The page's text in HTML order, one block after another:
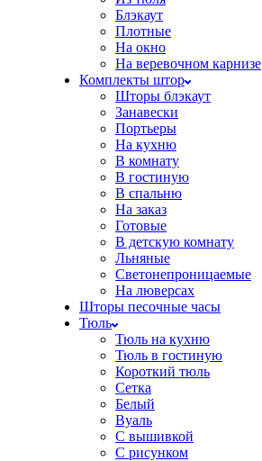
Блэкаут
Плотные
На окно
На веревочном карнизе
Комплекты штор
Шторы блэкаут
Занавески
Портьеры
На кухню
В комнату
В гостиную
В спальню
На заказ
Готовые
В детскую комнату
Льняные
Светонепроницаемые
На люверсах
Шторы песочные часы
Тюль
Тюль на кухню
Тюль в гостиную
Короткий тюль
Сетка
Белый
Вуаль
С вышивкой
С рисунком